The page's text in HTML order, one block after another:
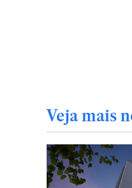
Veja mais